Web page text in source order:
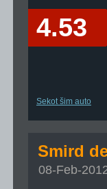
4.53
Sekot šim auto
Smird
08-Feb-